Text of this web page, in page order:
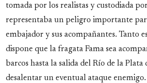
tomada por los realistas y custodiada
representaba un peligro importante
embajador y sus acompañantes. Tanto
dispone que la fragata Fama sea
barcos hasta la salida del Río de la Plata
desalentar un eventual ataque